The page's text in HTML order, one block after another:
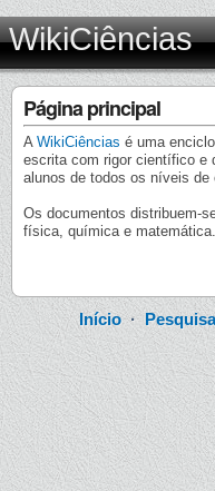
WikiCiências
Página principal
A WikiCiências é uma
escrita com rigor científico e
alunos de todos os níveis de
Os documentos distribuem-
física, química e matemática.
Início· Pesquisa